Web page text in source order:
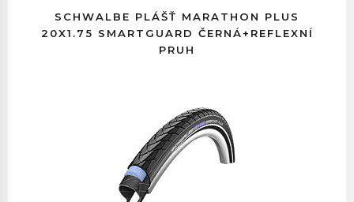
SCHWALBE PLÁŠŤ MARATHON PLUS
20X1.75 SMARTGUARD ČERNÁ+REFLEXNÍ
PRUH